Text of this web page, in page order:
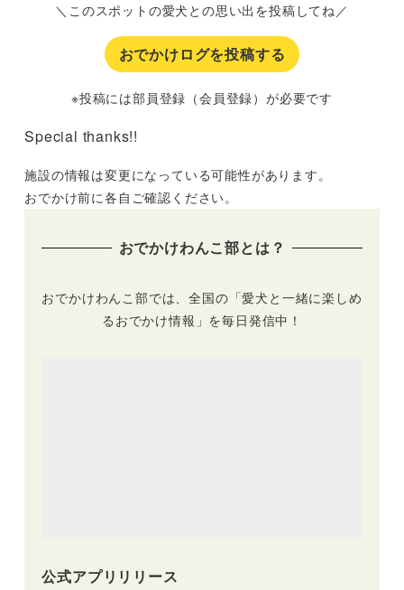
＼このスポットの愛犬との思い出を投稿してね／
おでかけログを投稿する
※投稿には部員登録（会員登録）が必要です
Special thanks!!
施設の情報は変更になっている可能性があります。
おでかけ前に各自ご確認ください。
おでかけわんこ部とは？
おでかけわんこ部では、全国の「愛犬と一緒に楽しめ
るおでかけ情報」を毎日発信中！
公式アプリリリース